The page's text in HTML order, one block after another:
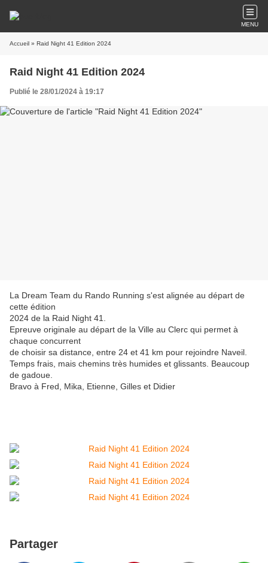
MENU
Accueil » Raid Night 41 Edition 2024
Raid Night 41 Edition 2024
Publié le 28/01/2024 à 19:17
La Dream Team du Rando Running s'est alignée au départ de
cette édition
2024 de la Raid Night 41.
Epreuve originale au départ de la Ville au Clerc qui permet à
chaque concurrent
de choisir sa distance, entre 24 et 41 km pour rejoindre Naveil.
Temps frais, mais chemins très humides et glissants. Beaucoup
de gadoue.
Bravo à Fred, Mika, Etienne, Gilles et Didier
Partager